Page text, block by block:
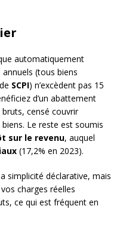
automatiquement
(tous biens
SCPI) n’excèdent pas 15
d’un abattement
censé couvrir
biens. Le reste est soumis
sur le revenu, auquel
(17,2% en 2023).
simplicité déclarative, mais
charges réelles
ce qui est fréquent en